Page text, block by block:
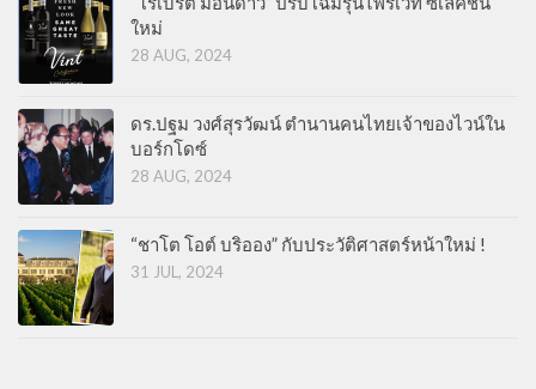
ใหม่
28 AUG, 2024
ดร.ปฐม วงศ์สุรวัฒน์ ตำนานคนไทยเจ้าของไวน์ใน
บอร์กโดซ์
28 AUG, 2024
“ชาโต โอต์ บริออง” กับประวัติศาสตร์หน้าใหม่ !
31 JUL, 2024